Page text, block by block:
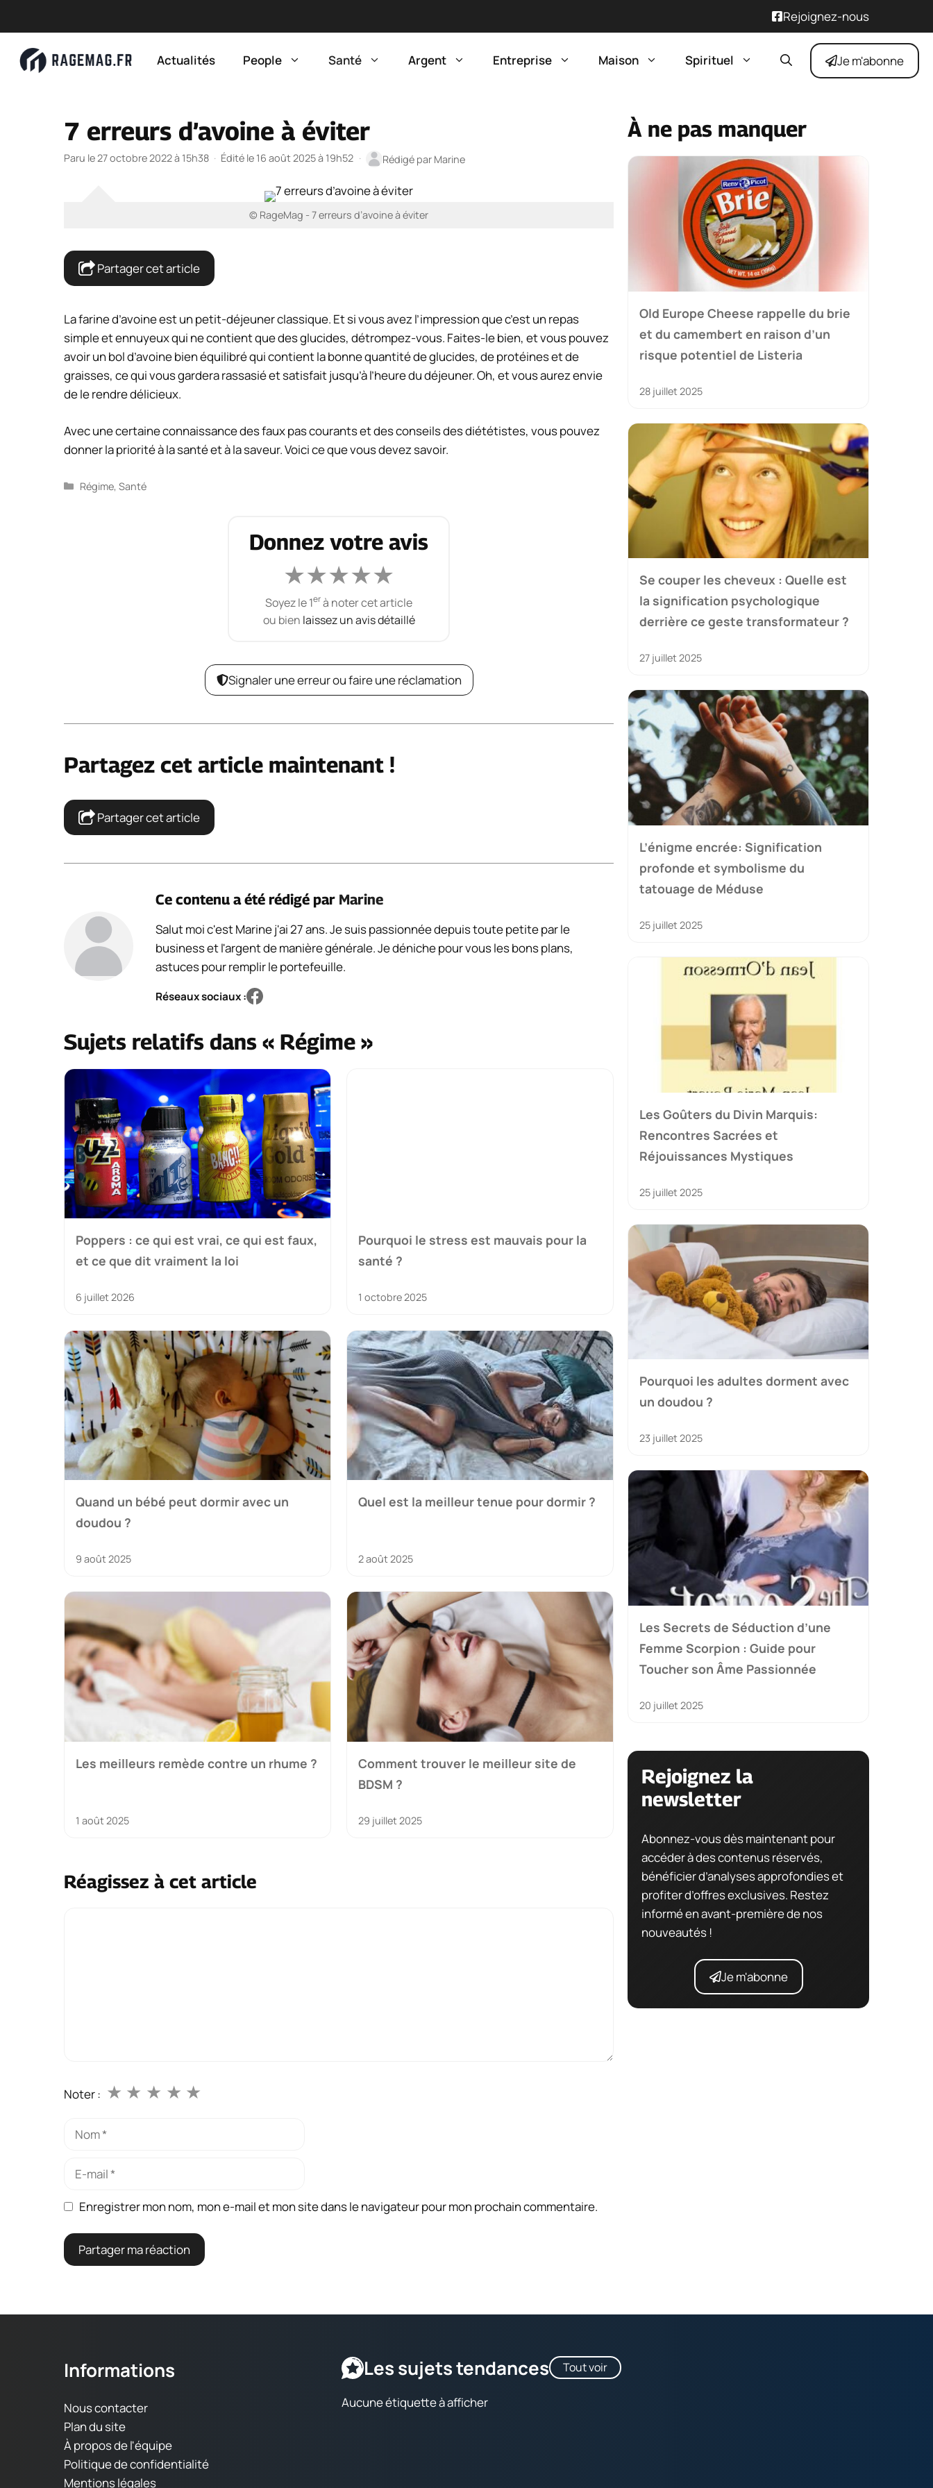
Rejoignez-nous
Actualités People Santé Argent Entreprise Maison Spirituel Je m'abonne
7 erreurs d’avoine à éviter
Paru le 27 octobre 2022 à 15h38 · Édité le 16 août 2025 à 19h52 · Rédigé par Marine
© RageMag - 7 erreurs d’avoine à éviter
Partager cet article
La farine d’avoine est un petit-déjeuner classique. Et si vous avez l’impression que c’est un repas
simple et ennuyeux qui ne contient que des glucides, détrompez-vous. Faites-le bien, et vous pouvez
avoir un bol d’avoine bien équilibré qui contient la bonne quantité de glucides, de protéines et de
graisses, ce qui vous gardera rassasié et satisfait jusqu’à l’heure du déjeuner. Oh, et vous aurez envie
de le rendre délicieux.
Avec une certaine connaissance des faux pas courants et des conseils des diététistes, vous pouvez
donner la priorité à la santé et à la saveur. Voici ce que vous devez savoir.
Catégories
Régime,Santé
Donnez votre avis
★★★★★
Soyez le 1erà noter cet article
ou bien laissez un avis détaillé
Signaler une erreur ou faire une réclamation
Partagez cet article maintenant !
Partager cet article
Ce contenu a été rédigé par Marine
Salut moi c'est Marine j'ai 27 ans. Je suis passionnée depuis toute petite par le
business et l'argent de manière générale. Je déniche pour vous les bons plans,
astuces pour remplir le portefeuille.
Réseaux sociaux :
Sujets relatifs dans « Régime »
Poppers : ce qui est vrai, ce qui est faux,
et ce que dit vraiment la loi
6 juillet 2026
Pourquoi le stress est mauvais pour la
santé ?
1 octobre 2025
Quand un bébé peut dormir avec un
doudou ?
9 août 2025
Quel est la meilleur tenue pour dormir ?
2 août 2025
Les meilleurs remède contre un rhume ?
1 août 2025
Comment trouver le meilleur site de
BDSM ?
29 juillet 2025
Réagissez à cet article
Noter : ★
★
★
★
★
Nom
Enregistrer mon nom, mon e-mail et mon site dans le navigateur pour mon prochain commentaire.
À ne pas manquer
Old Europe Cheese rappelle du brie
et du camembert en raison d’un
risque potentiel de Listeria
28 juillet 2025
Se couper les cheveux : Quelle est
la signification psychologique
derrière ce geste transformateur ?
27 juillet 2025
L’énigme encrée: Signification
profonde et symbolisme du
tatouage de Méduse
25 juillet 2025
Les Goûters du Divin Marquis:
Rencontres Sacrées et
Réjouissances Mystiques
25 juillet 2025
Pourquoi les adultes dorment avec
un doudou ?
23 juillet 2025
Les Secrets de Séduction d’une
Femme Scorpion : Guide pour
Toucher son Âme Passionnée
20 juillet 2025
Rejoignez la
newsletter
Abonnez-vous dès maintenant pour
accéder à des contenus réservés,
bénéficier d’analyses approfondies et
profiter d’offres exclusives. Restez
informé en avant-première de nos
nouveautés !
Je m'abonne
Informations
Nous contacter
Plan du site
À propos de l'équipe
Politique de confidentialité
Mentions légales
Les sujets tendances Tout voir
Aucune étiquette à afficher